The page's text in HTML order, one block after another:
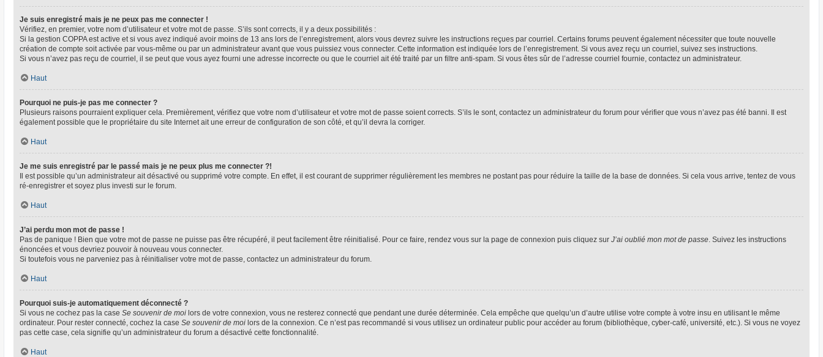
Je suis enregistré mais je ne peux pas me connecter !
Vérifiez, en premier, votre nom d’utilisateur et votre mot de passe. S’ils sont corrects, il y a deux possibilités :
Si la gestion COPPA est active et si vous avez indiqué avoir moins de 13 ans lors de l’enregistrement, alors vous devrez suivre les instructions reçues par courriel. Certains forums peuvent également nécessiter que toute nouvelle
création de compte soit activée par vous-même ou par un administrateur avant que vous puissiez vous connecter. Cette information est indiquée lors de l’enregistrement. Si vous avez reçu un courriel, suivez ses instructions.
Si vous n’avez pas reçu de courriel, il se peut que vous ayez fourni une adresse incorrecte ou que le courriel ait été traité par un filtre anti-spam. Si vous êtes sûr de l’adresse courriel fournie, contactez un administrateur.
Haut
Pourquoi ne puis-je pas me connecter ?
Plusieurs raisons pourraient expliquer cela. Premièrement, vérifiez que votre nom d’utilisateur et votre mot de passe soient corrects. S’ils le sont, contactez un administrateur du forum pour vérifier que vous n’avez pas été banni. Il est
également possible que le propriétaire du site Internet ait une erreur de configuration de son côté, et qu’il devra la corriger.
Haut
Je me suis enregistré par le passé mais je ne peux plus me connecter ?!
Il est possible qu’un administrateur ait désactivé ou supprimé votre compte. En effet, il est courant de supprimer régulièrement les membres ne postant pas pour réduire la taille de la base de données. Si cela vous arrive, tentez de vous
ré-enregistrer et soyez plus investi sur le forum.
Haut
J’ai perdu mon mot de passe !
Pas de panique ! Bien que votre mot de passe ne puisse pas être récupéré, il peut facilement être réinitialisé. Pour ce faire, rendez vous sur la page de connexion puis cliquez sur J’ai oublié mon mot de passe. Suivez les instructions
énoncées et vous devriez pouvoir à nouveau vous connecter.
Si toutefois vous ne parveniez pas à réinitialiser votre mot de passe, contactez un administrateur du forum.
Haut
Pourquoi suis-je automatiquement déconnecté ?
Si vous ne cochez pas la case Se souvenir de moi lors de votre connexion, vous ne resterez connecté que pendant une durée déterminée. Cela empêche que quelqu’un d’autre utilise votre compte à votre insu en utilisant le même
ordinateur. Pour rester connecté, cochez la case Se souvenir de moi lors de la connexion. Ce n’est pas recommandé si vous utilisez un ordinateur public pour accéder au forum (bibliothèque, cyber-café, université, etc.). Si vous ne voyez
pas cette case, cela signifie qu’un administrateur du forum a désactivé cette fonctionnalité.
Haut